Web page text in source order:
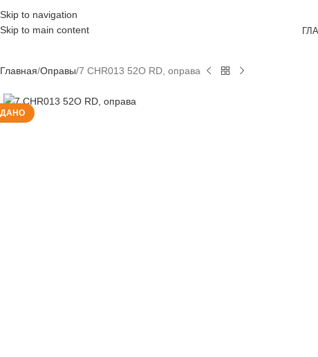
Skip to navigation
Skip to main content
Главная Оправы 7 CHR013 52O RD, оправа